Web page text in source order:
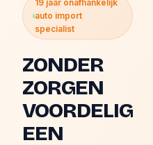
19 jaar onafhankelijk
auto import
specialist
ZONDER
ZORGEN
VOORDELIG
EEN